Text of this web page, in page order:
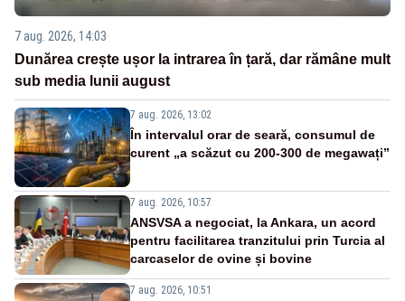
7 aug. 2026, 14:03
Dunărea crește ușor la intrarea în țară, dar rămâne mult
sub media lunii august
7 aug. 2026, 13:02
În intervalul orar de seară, consumul de
curent „a scăzut cu 200-300 de megawați”
7 aug. 2026, 10:57
ANSVSA a negociat, la Ankara, un acord
pentru facilitarea tranzitului prin Turcia al
carcaselor de ovine și bovine
7 aug. 2026, 10:51